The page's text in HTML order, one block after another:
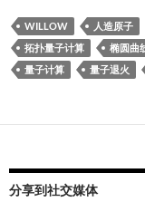
WILLOW 人造原子
拓扑量子计算
椭圆曲
量子计算
量子退火
分享到社交媒体